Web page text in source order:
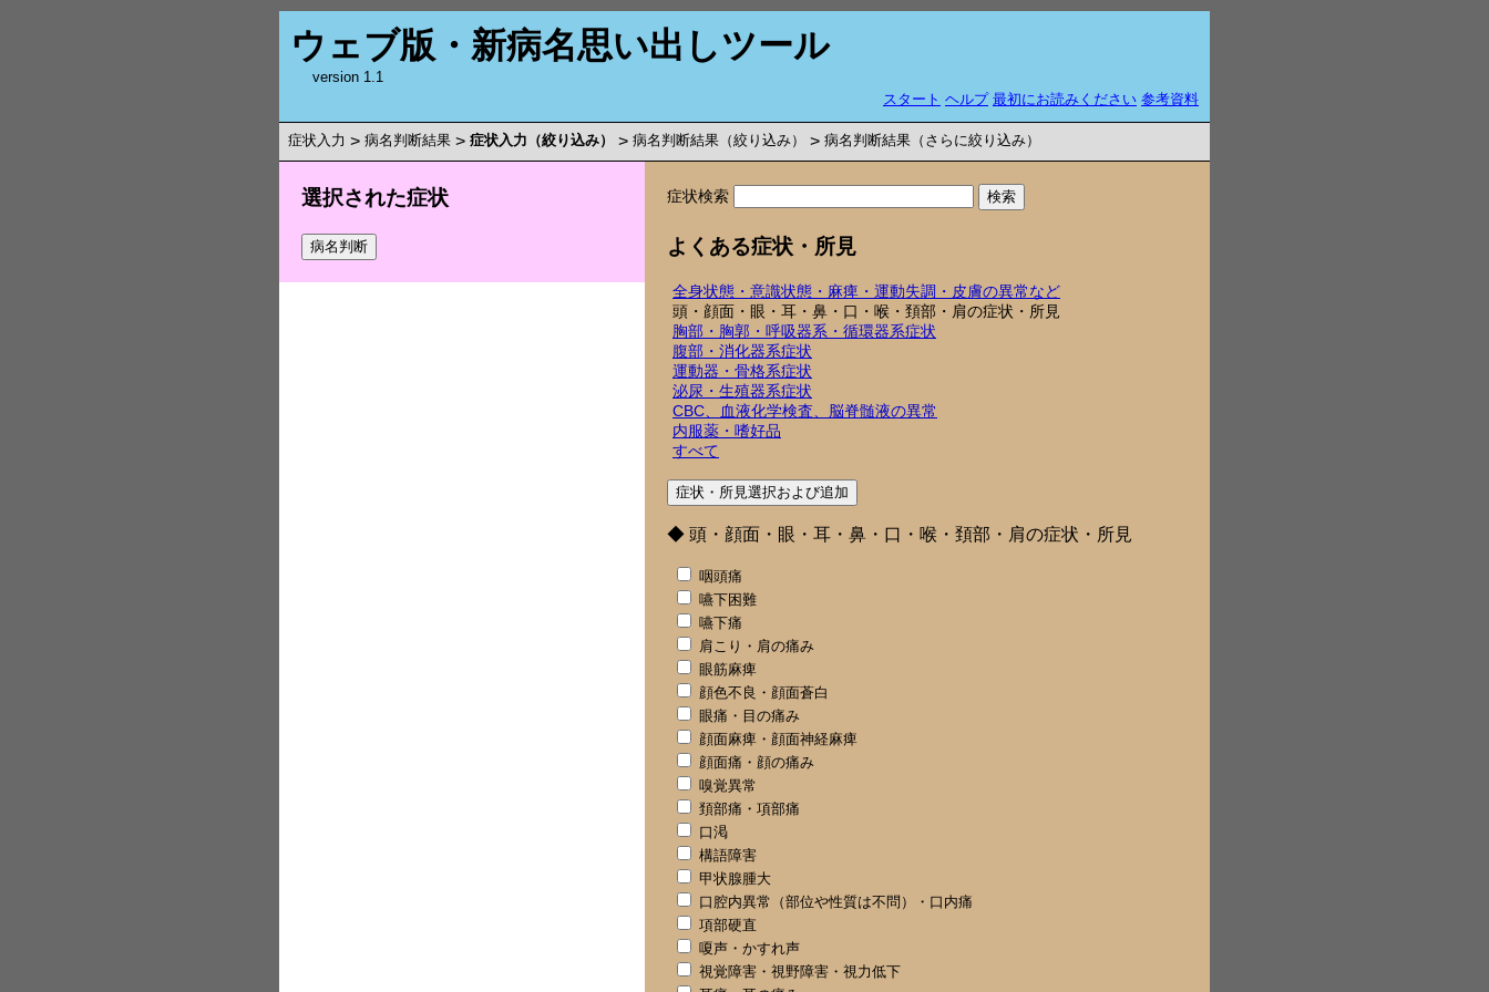
ウェブ版・新病名思い出しツール
version 1.1
スタート ヘルプ 最初にお読みください 参考資料
症状入力 > 病名判断結果 > 症状入力（絞り込み） > 病名判断結果（絞り込み） > 病名判断結果（さらに絞り込み）
選択された症状 症状検索
よくある症状・所見
全身状態・意識状態・麻痺・運動失調・皮膚の異常など
頭・顔面・眼・耳・鼻・口・喉・頚部・肩の症状・所見
胸部・胸郭・呼吸器系・循環器系症状
腹部・消化器系症状
運動器・骨格系症状
泌尿・生殖器系症状
CBC、血液化学検査、脳脊髄液の異常
内服薬・嗜好品
すべて
◆ 頭・顔面・眼・耳・鼻・口・喉・頚部・肩の症状・所見
咽頭痛
嚥下困難
嚥下痛
肩こり・肩の痛み
眼筋麻痺
顔色不良・顔面蒼白
眼痛・目の痛み
顔面麻痺・顔面神経麻痺
顔面痛・顔の痛み
嗅覚異常
頚部痛・項部痛
口渇
構語障害
甲状腺腫大
口腔内異常（部位や性質は不問）・口内痛
項部硬直
嗄声・かすれ声
視覚障害・視野障害・視力低下